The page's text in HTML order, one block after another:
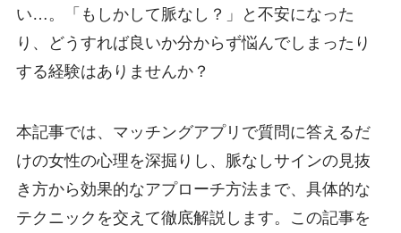
い…。「もしかして脈なし？」と不安になった
り、どうすれば良いか分からず悩んでしまったり
する経験はありませんか？
本記事では、マッチングアプリで質問に答えるだ
けの女性の心理を深掘りし、脈なしサインの見抜
き方から効果的なアプローチ方法まで、具体的な
テクニックを交えて徹底解説します。この記事を